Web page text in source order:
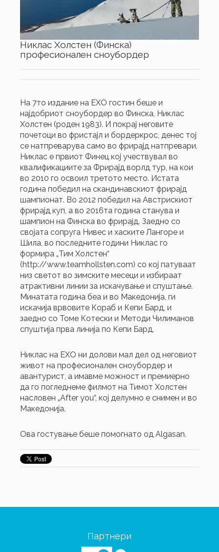
Никлас Холстен (Финска)
професионален сноубордер
На 7то издание на ЕХО гостин беше и
најдобриот сноубордер во Финска, Никлас
Холстен (роден 1983). И покрај неговите
почетоци во фристајл и бордеркрос, денес тој
се натпреварува само во фрирајд натпревари.
Никлас е првиот Финец кој учествувал во
квалификациите за Фрирајд ворлд тур, на кои
во 2010 го освоил третото место. Истата
година победил на скандинавскиот фрирајд
шампионат. Во 2012 победил на Австрискиот
фрирајд куп, а во 2016та година станува и
шампион на Финска во фрирајд. Заедно со
својата сопруга Нивес и хаските Лангоре и
Шила, во последните години Никлас го
формира „Тим Холстен“
(http://www.teamhollsten.com) со кој патуваат
низ светот во зимските месеци и избираат
атрактивни линии за искачување и спуштање.
Минатата година беа и во Македонија, ги
искачија врвовите Кораб и Кепи Бард, и
заедно со Томе Котески и Методи Чилиманов
спуштија прва линија по Кепи Бард.
Никлас на ЕХО ни долови мал дел од неговиот
живот на професионален сноубордер и
авантурист, а имавме можност и премиерно
да го погледнеме филмот на Тимот Холстен
насловен „After you“, кој делумно е снимен и во
Македонија.
Ова гостување беше помогнато од Algasan.
Партнери